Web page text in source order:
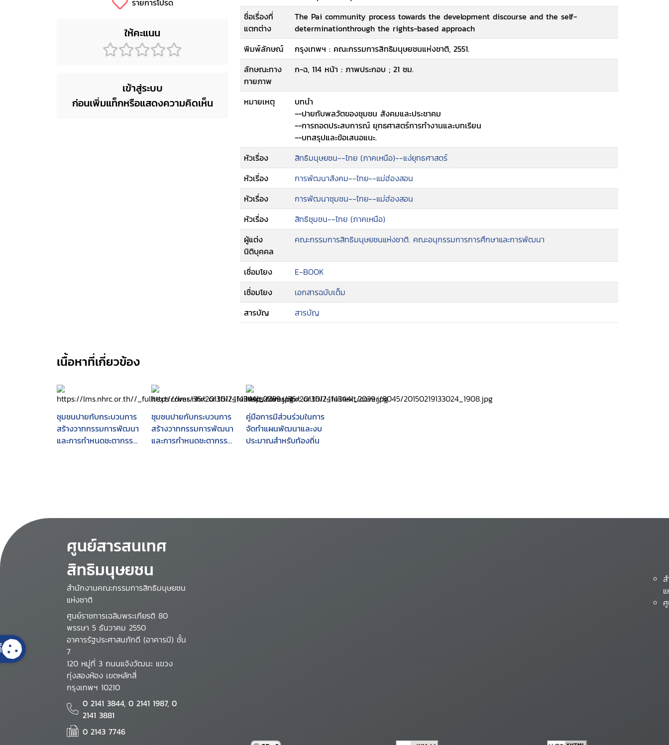
รายการโปรด
ให้คะแนน
เข้าสู่ระบบ
ก่อนเพิ่มแท็กหรือแสดงความคิดเห็น
ชื่อเรื่องที่
แตกต่าง
The Pai community process towards the development discourse and the self-
determinationthrough the rights-based approach
พิมพ์ลักษณ์
กรุงเทพฯ : คณะกรรมการสิทธิมนุษยชนแห่งชาติ, 2551.
ลักษณะทาง
กายภาพ
ก-ฉ, 114 หน้า : ภาพประกอบ ; 21 ซม.
หมายเหตุ
บทนำ
--ปายกับพลวัตของชุมชน สังคมและประชาคม
--การถอดประสบการณ์ ยุทธศาสตร์การทำงานและบทเรียน
--บทสรุปและข้อเสนอแนะ.
หัวเรื่อง
สิทธิมนุษยชน--ไทย (ภาคเหนือ)--แง่ยุทธศาสตร์
หัวเรื่อง
การพัฒนาสังคม--ไทย--แม่ฮ่องสอน
หัวเรื่อง
การพัฒนาชุมชน--ไทย--แม่ฮ่องสอน
หัวเรื่อง
สิทธิชุมชน--ไทย (ภาคเหนือ)
ผู้แต่ง
นิติบุคคล
คณะกรรมการสิทธิมนุษยชนแห่งชาติ. คณะอนุกรรมการการศึกษาและการพัฒนา
เชื่อมโยง
E-BOOK
เชื่อมโยง
เอกสารฉบับเต็ม
สารบัญ
สารบัญ
เนื้อหาที่เกี่ยวข้อง
ชุมชนปายกับกระบวนการ
สร้างวาทกรรมการพัฒนา
และการกำหนดชะตากรรม
ชุมชนปายกับกระบวนการ
สร้างวาทกรรมการพัฒนา
และการกำหนดชะตากรรม
คู่มือการมีส่วนร่วมในการ
จัดทำแผนพัฒนาและงบ
ประมาณสำหรับท้องถิ่น
ศูนย์สารสนเทศ
สิทธิมนุษยชน
สำนักงานคณะกรรมการสิทธิมนุษยชน
แห่งชาติ
ศูนย์ราชการเฉลิมพระเกียรติ 80
พรรษา 5 ธันวาคม 2550
อาคารรัฐประศาสนภักดี (อาคารบี) ชั้น
7
120 หมู่ที่ 3 ถนนแจ้งวัฒนะ แขวง
ทุ่งสองห้อง เขตหลักสี่
กรุงเทพฯ 10210
0 2141 3844, 0 2141 1987, 0
2141 3881
0 2143 7746